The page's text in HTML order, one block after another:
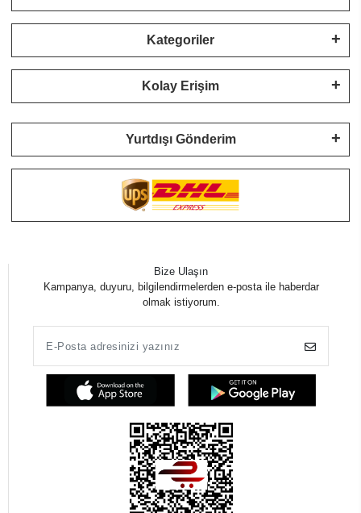
Kategoriler
Kolay Erişim
Yurtdışı Gönderim
Bize Ulaşın
Kampanya, duyuru, bilgilendirmelerden e-posta ile haberdar
olmak istiyorum.